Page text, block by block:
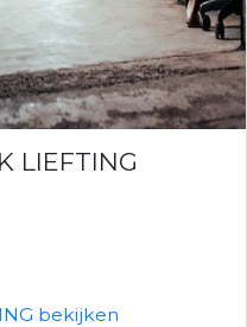
LIEFTING
bekijken